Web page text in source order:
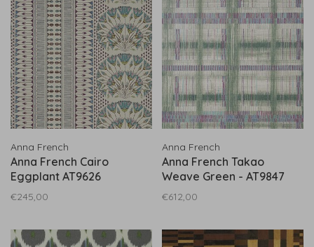
Anna French
Anna French Cairo
Eggplant AT9626
€245,00
Anna French
Anna French Takao
Weave Green - AT9847
€612,00